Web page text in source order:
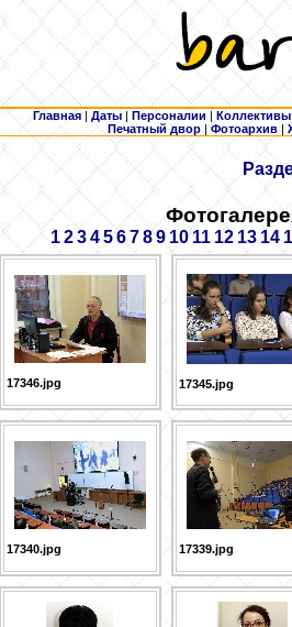
Главная | Даты | Персоналии | Коллективы
Печатный двор |Фотоархив |
123456789 10 11 12 13 14
17346.jpg 17345.jpg
17340.jpg 17339.jpg